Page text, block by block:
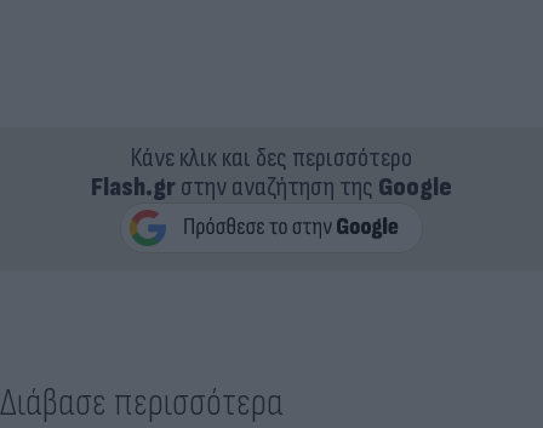
Κάνε κλικ και δες περισσότερο
Flash.grστην αναζήτηση της Google
Διάβασε περισσότερα